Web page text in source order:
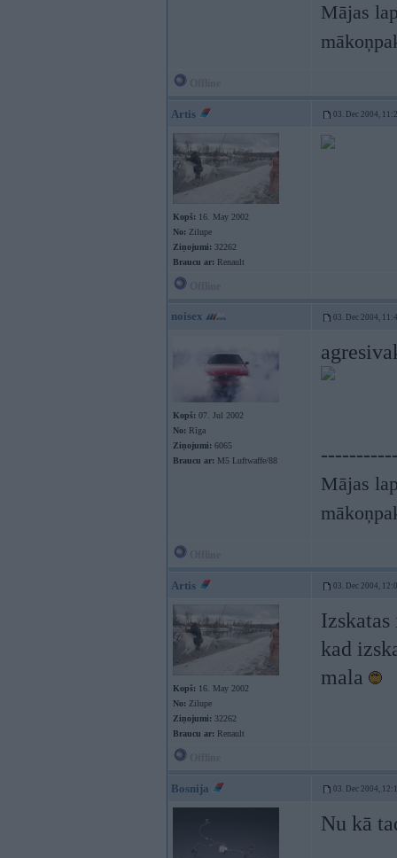
Mājas
Artis 03. Dec 2004,
Kopš: 16. May 2002
No: Zilupe
Ziņojumi: 32262
Braucu ar: Renault
noisex 03. Dec 2004,
Kopš: 07. Jul 2002
No: Rīga
Ziņojumi: 6065
Braucu ar: M5 Luftwaffe/88
Mājas
Artis 03. Dec 2004,
Kopš: 16. May 2002
No: Zilupe
Ziņojumi: 32262
Braucu ar: Renault
kad
mala
Bosnija 03. Dec 2004,
Nu kā